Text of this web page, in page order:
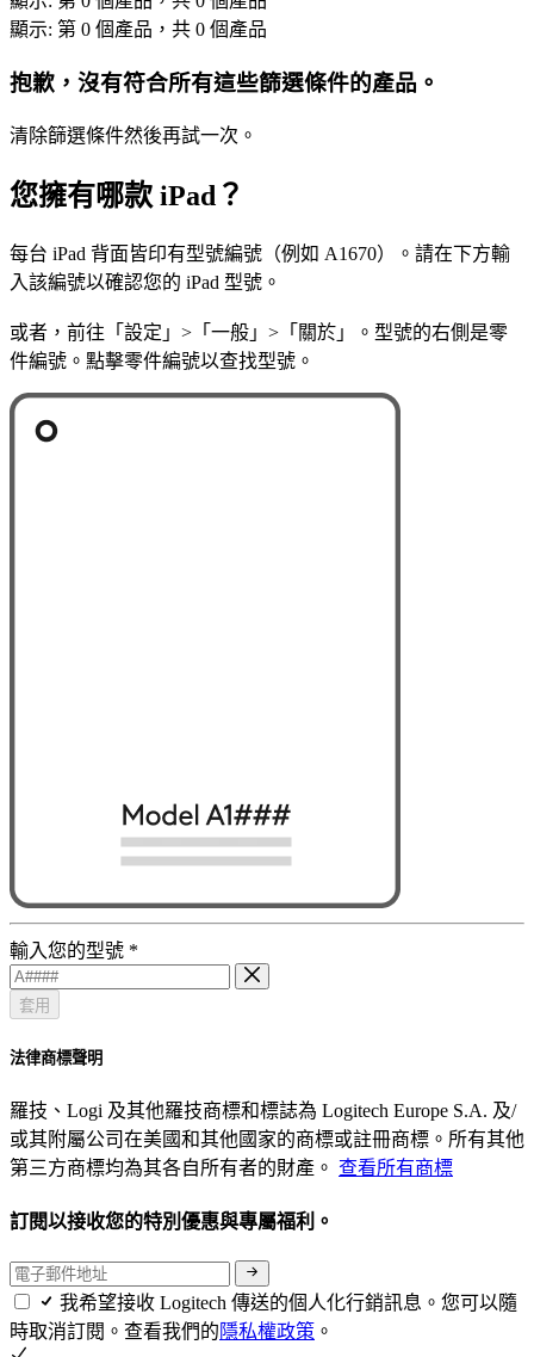
顯示: 第 0 個產品，共 0 個產品
抱歉，沒有符合所有這些篩選條件的產品。
清除篩選條件然後再試一次。
您擁有哪款 iPad？
每台 iPad 背面皆印有型號編號（例如 A1670）。請在下方輸
入該編號以確認您的 iPad 型號。
或者，前往「設定」>「一般」>「關於」。型號的右側是零
件編號。點擊零件編號以查找型號。
輸入您的型號 *
套用
法律商標聲明
羅技、Logi 及其他羅技商標和標誌為 Logitech Europe S.A. 及/
或其附屬公司在美國和其他國家的商標或註冊商標。所有其他
第三方商標均為其各自所有者的財產。 查看所有商標
訂閱以接收您的特別優惠與專屬福利。
我希望接收 Logitech 傳送的個人化行銷訊息。您可以隨
時取消訂閱。查看我們的隱私權政策 。